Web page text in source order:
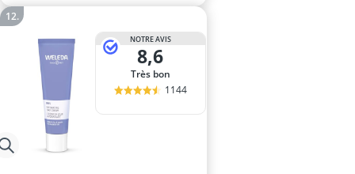
NOTRE AVIS
8,6
Très bon
1144